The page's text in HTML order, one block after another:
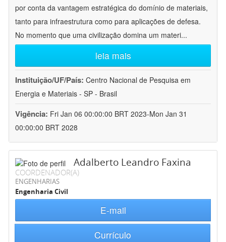
por conta da vantagem estratégica do domínio de materiais,
tanto para infraestrutura como para aplicações de defesa.
No momento que uma civilização domina um materi...
leia mais
Instituição/UF/País: Centro Nacional de Pesquisa em
Energia e Materiais - SP - Brasil
Vigência: Fri Jan 06 00:00:00 BRT 2023-Mon Jan 31
00:00:00 BRT 2028
Adalberto Leandro Faxina
COORDENADOR(A)
ENGENHARIAS
Engenharia Civil
E-mail
Currículo